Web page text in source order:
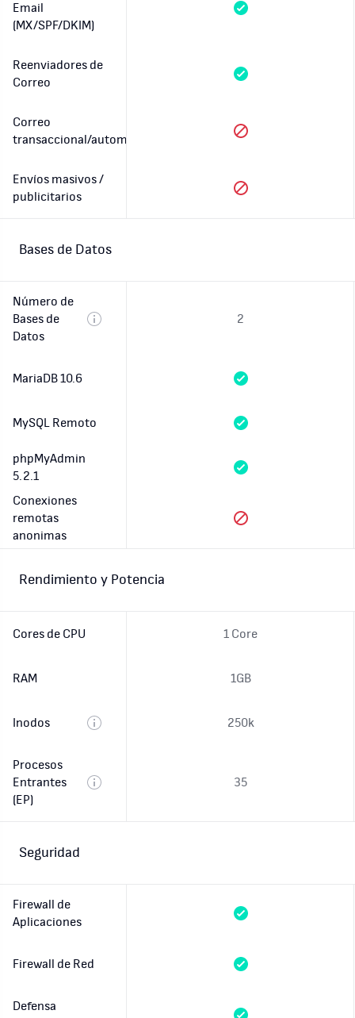
Email
(MX/SPF/DKIM)
Reenviadores de
Correo
Correo
transaccional/automatizado
Envíos masivos /
publicitarios
Bases de Datos
Número de
Bases de
Datos
MariaDB 10.6
MySQL Remoto
phpMyAdmin
5.2.1
Conexiones
remotas
anonimas
2
Rendimiento y Potencia
Cores de CPU
RAM
Inodos
Procesos
Entrantes
(EP)
1 Core
1GB
250k
35
Seguridad
Firewall de
Aplicaciones
Firewall de Red
Defensa